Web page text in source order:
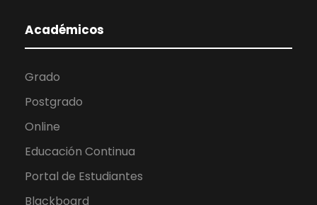
Académicos
Grado
Postgrado
Online
Educación Continua
Portal de Estudiantes
Blackboard